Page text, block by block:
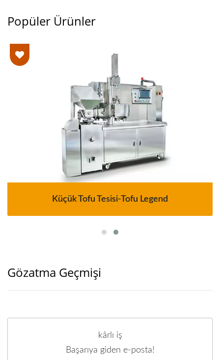
Popüler Ürünler
Küçük Tofu Tesisi-Tofu Legend
Gözatma Geçmişi
kârlı iş
Başarıya giden e-posta!